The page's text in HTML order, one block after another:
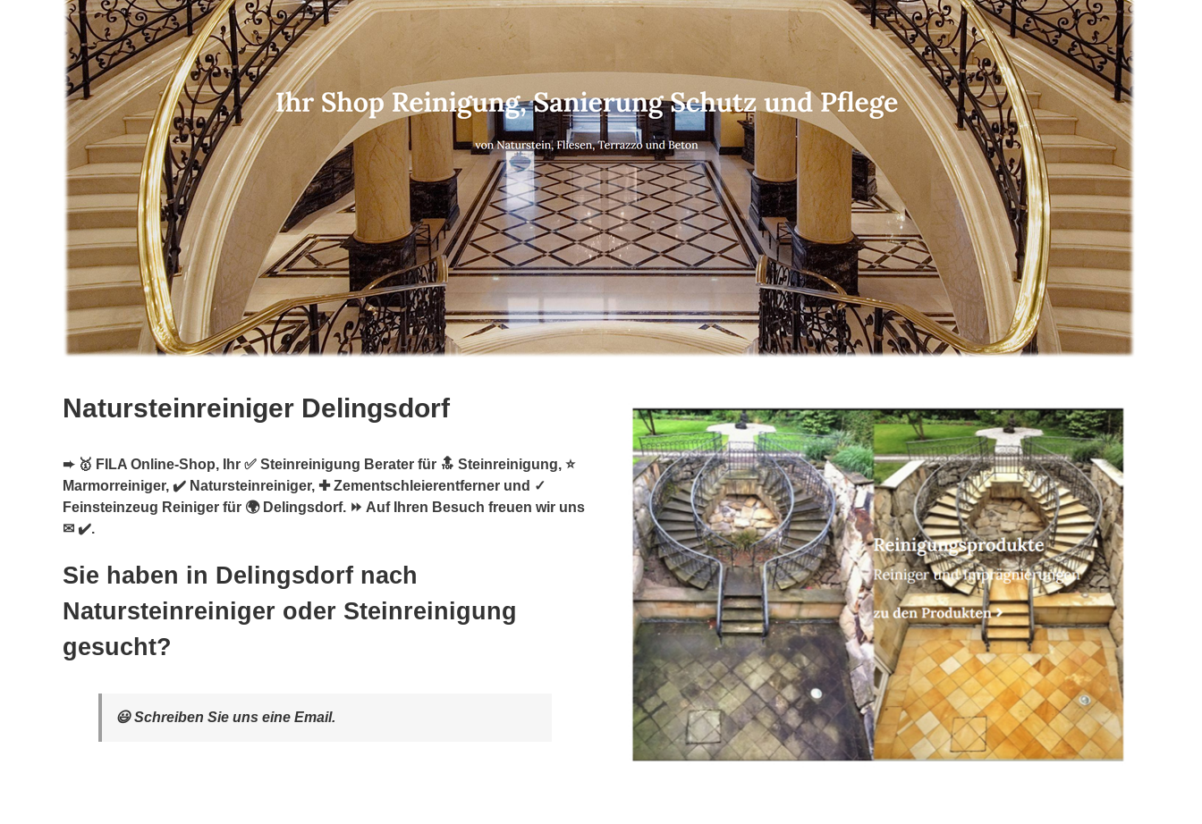
Natursteinreiniger Delingsdorf
➨ 🥇 FILA Online-Shop, Ihr ✅ Steinreinigung Berater für 🔝 Steinreinigung, ⭐
Marmorreiniger, ✔️ Natursteinreiniger, ✚ Zementschleierentferner und ✓
Feinsteinzeug Reiniger für 🌍 Delingsdorf. ⏩ Auf Ihren Besuch freuen wir uns
✉ ✔️.
Sie haben in Delingsdorf nach
Natursteinreiniger oder Steinreinigung
gesucht?
😃 Schreiben Sie uns eine Email.